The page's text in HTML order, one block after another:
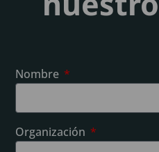
Nombre
Organización